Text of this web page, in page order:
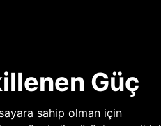
Güç
sahip olman için